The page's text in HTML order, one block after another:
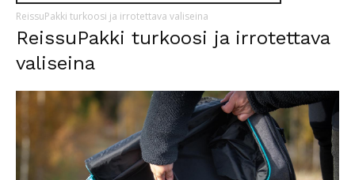
ReissuPakki turkoosi ja irrotettava valiseina
ReissuPakki turkoosi ja irrotettava
valiseina